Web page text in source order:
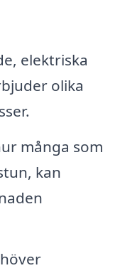
elektriska
olika
många som
kan